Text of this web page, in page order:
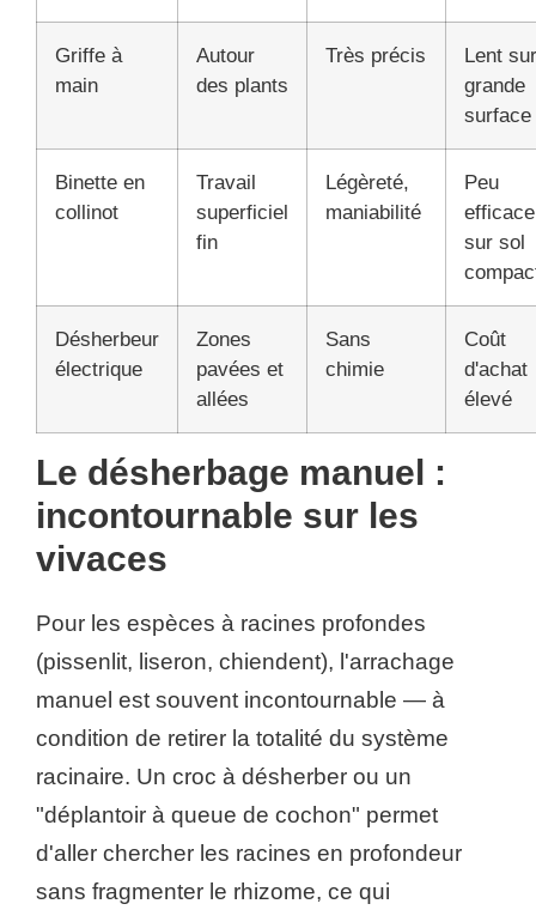
Griffe à
main
Autour
des plants
Très précis
Lent sur
grande
surface
Binette en
collinot
Travail
superficiel
fin
Légèreté,
maniabilité
Peu
efficace
sur sol
Désherbeur
électrique
Zones
pavées et
allées
Sans
chimie
Coût
d'achat
élevé
Le désherbage manuel :
incontournable sur les
vivaces
Pour les espèces à racines profondes
(pissenlit, liseron, chiendent), l'arrachage
manuel est souvent incontournable — à
condition de retirer la totalité du système
racinaire. Un croc à désherber ou un
"déplantoir à queue de cochon" permet
d'aller chercher les racines en profondeur
sans fragmenter le rhizome, ce qui